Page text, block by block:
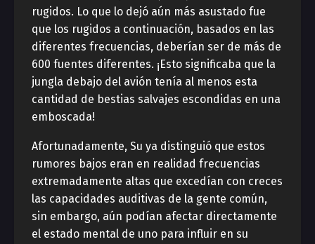
rugidos. Lo que lo dejó aún más asustado fue
que los rugidos a continuación, basados ​​en las
diferentes frecuencias, deberían ser de más de
600 fuentes diferentes. ¡Esto significaba que la
jungla debajo del avión tenía al menos esta
cantidad de bestias salvajes escondidas en una
emboscada!
Afortunadamente, Su ya distinguió que estos
rumores bajos eran en realidad frecuencias
extremadamente altas que excedían con creces
las capacidades auditivas de la gente común,
sin embargo, aún podían afectar directamente
el estado mental de uno para influir en su